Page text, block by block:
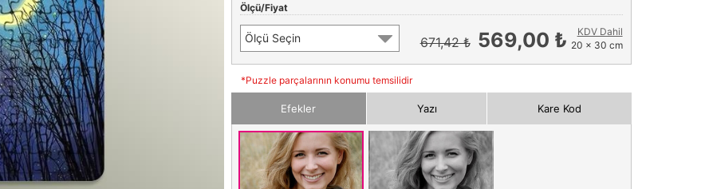
Ölçü/Fiyat
Ölçü Seçin 671,42 ₺ 569,00 ₺
KDV Dahil
20 x 30 cm
*Puzzle parçalarının konumu temsilidir
Efekler Yazı Kare Kod